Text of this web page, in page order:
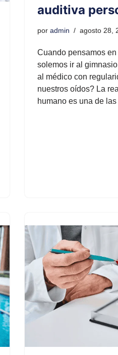
auditiva
por admin agosto 28,
Cuando pensamos
solemos ir al
al médico con
nuestros oídos? La
humano es una de